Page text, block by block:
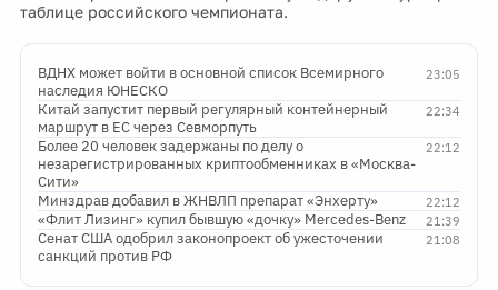
ВДНХ может войти в основной список Всемирного
наследия ЮНЕСКО
Китай запустит первый регулярный контейнерный
маршрут в ЕС через Севморпуть
Более 20 человек задержаны по делу о
незарегистрированных криптообменниках в «Москва-
Сити»
Минздрав добавил в ЖНВЛП препарат «Энхерту»
21:39
«Флит Лизинг» купил бывшую «дочку» Mercedes-Benz
21:08
Сенат США одобрил законопроект об ужесточении
санкций против РФ